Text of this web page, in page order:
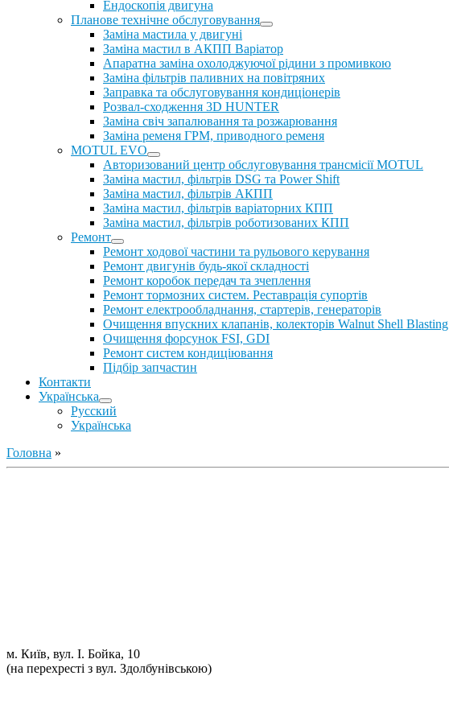
Ендоскопія двигуна
Планове технічне обслуговування
Заміна мастила у двигуні
Заміна мастил в АКПП Варіатор
Апаратна заміна охолоджуючої рідини з промивкою
Заміна фільтрів паливних на повітряних
Заправка та обслуговування кондиціонерів
Розвал-сходження 3D HUNTER
Заміна свіч запалювання та розжарювання
Заміна ременя ГРМ, приводного ременя
MOTUL EVO
Авторизований центр обслуговування трансмісії MOTUL
Заміна мастил, фільтрів DSG та Power Shift
Заміна мастил, фільтрів АКПП
Заміна мастил, фільтрів варіаторних КПП
Заміна мастил, фільтрів роботизованих КПП
Ремонт
Ремонт ходової частини та рульового керування
Ремонт двигунів будь-якої складності
Ремонт коробок передач та зчеплення
Ремонт тормозних систем. Реставрація супортів
Ремонт електрообладнання, стартерів, генераторів
Очищення впускних клапанів, колекторів Walnut Shell Blasting
Очищення форсунок FSI, GDI
Ремонт систем кондиціювання
Підбір запчастин
Контакти
Українська
Русский
Українська
Головна »
м. Київ, вул. І. Бойка, 10
(на перехресті з вул. Здолбунівською)